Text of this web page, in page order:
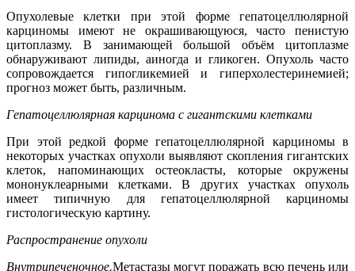
Опухолевые клетки при этой форме гепатоцеллюлярной
карциномы имеют не окрашивающуюся, часто пенистую
цитоплазму. В занимающей большой объём цитоплазме
обнаруживают липиды, аиногда и гликоген. Опухоль часто
сопровождается гипогликемией и гиперхолестеринемией;
прогноз может быть, различным.
Гепатоцеллюлярная карцинома с гигантскими клетками
При этой редкой форме гепатоцеллюлярной карциномы в
некоторых участках опухоли выявляют скопления гигантских
клеток, напоминающих остеокласты, которые окружены
мононуклеарными клетками. В других участках опухоль
имеет типичную для гепатоцеллюлярной карциномы
гистологическую картину.
Распространение опухоли
Внутрипеченочное.Метастазы могут поражать всю печень или